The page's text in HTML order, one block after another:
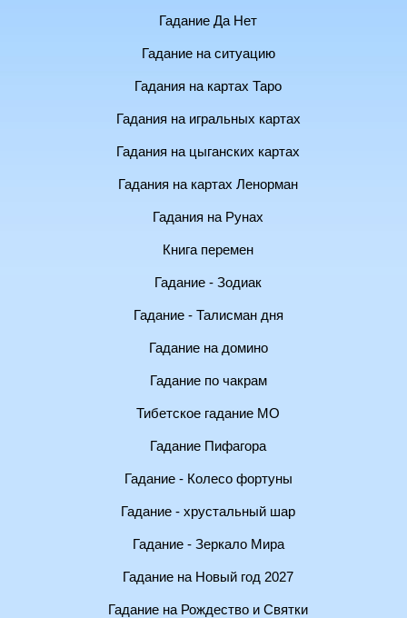
Гадание Да Нет
Гадание на ситуацию
Гадания на картах Таро
Гадания на игральных картах
Гадания на цыганских картах
Гадания на картах Ленорман
Гадания на Рунах
Книга перемен
Гадание - Зодиак
Гадание - Талисман дня
Гадание на домино
Гадание по чакрам
Тибетское гадание МО
Гадание Пифагора
Гадание - Колесо фортуны
Гадание - хрустальный шар
Гадание - Зеркало Мира
Гадание на Новый год 2027
Гадание на Рождество и Святки